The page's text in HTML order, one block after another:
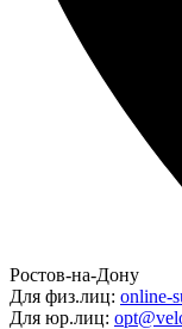
Ростов-на-Дону
Для физ.лиц: online-
Для юр.лиц: